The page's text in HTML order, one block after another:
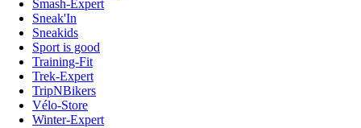
Smash-Expert
Sneak'In
Sneakids
Sport is good
Training-Fit
Trek-Expert
TripNBikers
Vélo-Store
Winter-Expert